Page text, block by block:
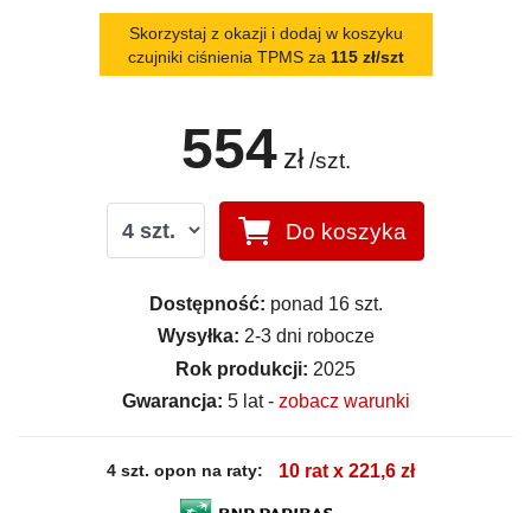
Skorzystaj z okazji i dodaj w koszyku
czujniki ciśnienia TPMS za 115 zł/szt
554 zł /szt.
Do koszyka
Dostępność: ponad 16 szt.
Wysyłka: 2-3 dni robocze
Rok produkcji: 2025
Gwarancja: 5 lat - zobacz warunki
4 szt. opon na raty: 10 rat x 221,6 zł